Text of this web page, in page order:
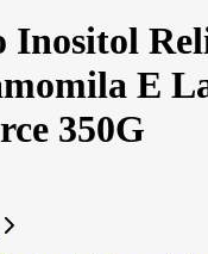
Inositol
E
350G